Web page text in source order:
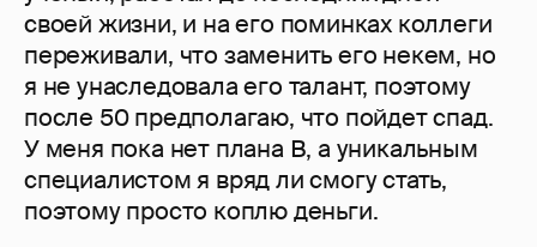
своей жизни, и на его поминках коллеги
переживали, что заменить его некем, но
я не унаследовала его талант, поэтому
после 50 предполагаю, что пойдет спад.
У меня пока нет плана В, а уникальным
специалистом я вряд ли смогу стать,
поэтому просто коплю деньги.